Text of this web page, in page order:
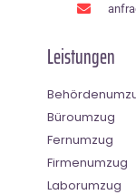
Leistungen
Büroumzug
Fernumzug
Firmenumzug
Laborumzug